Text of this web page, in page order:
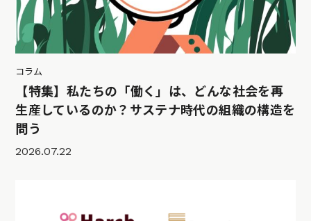
コラム
【特集】私たちの「働く」は、どんな社会を再
生産しているのか？サステナ時代の組織の構造を
問う
2026.07.22